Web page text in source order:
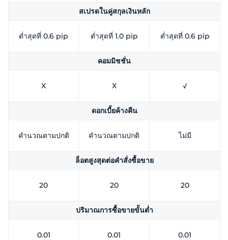
สเปรดในคู่สกุลเงินหลัก
ต่ำสุดที่ 0.6 pip ต่ำสุดที่ 1.0 pip ต่ำสุดที่ 0.6 pip
คอมมิชชั่น
X X √
ดอกเบี้ยค้างคืน
คำนวณตามปกติ คำนวณตามปกติ ไม่มี
ล็อตสูงสุดต่อคำสั่งซื้อขาย
20 20 20
ปริมาณการซื้อขายขั้นต่ำ
0.01 0.01 0.01